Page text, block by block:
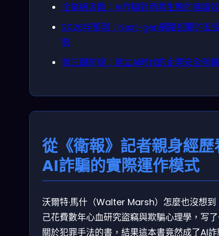
企業級災難：AI詐騙對商業生態的連鎖
2026年預測：Next-gen網路犯罪的五
勢
第三層防線：建立AI时代的企業安全架構
從《衛報》記者親身經歷
AI詐騙的實際運作模式
沃爾特·馬什（Walter Marsh）怎麼也沒想到
己花費數年心血研究盜竊與欺騙心理學，写
關於犯罪手法的書，結果這本書竟然成了AI